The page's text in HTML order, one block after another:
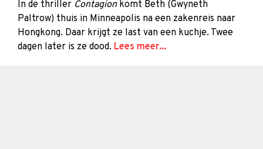
In de thriller Contagion komt Beth (Gwyneth
Paltrow) thuis in Minneapolis na een zakenreis naar
Hongkong. Daar krijgt ze last van een kuchje. Twee
dagen later is ze dood. Lees meer...